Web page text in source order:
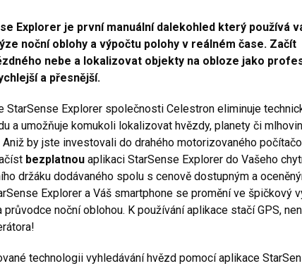
Explorer je první manuální dalekohled který používá
noční oblohy a výpočtu polohy v reálném čase. Začít
nebe a lokalizovat objekty na obloze jako
a přesnější.
StarSense Explorer společnosti Celestron eliminuje
a umožňuje komukoli lokalizovat hvězdy, planety či
by jste investovali do drahého motorizovaného
bezplatnou aplikaci StarSense Explorer do Vašeho
držáku dodávaného spolu s cenově dostupným a
Explorer a Váš smartphone se promění ve špičkový
noční oblohou. K používání aplikace stačí GPS,
technologii vyhledávání hvězd pomocí aplikace